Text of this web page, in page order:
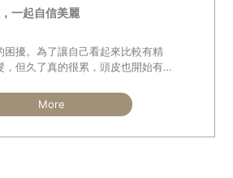
一起自信美麗
困擾。為了讓自己看起來比較有精
，但久了真的很累，頭皮也開始有點
More